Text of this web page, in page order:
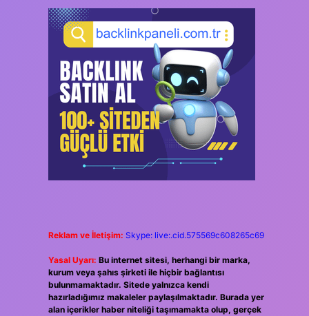
Reklam ve İletişim: Skype: live:.cid.575569c608265c69
Yasal Uyarı: Bu internet sitesi, herhangi bir marka,
kurum veya şahıs şirketi ile hiçbir bağlantısı
bulunmamaktadır. Sitede yalnızca kendi
hazırladığımız makaleler paylaşılmaktadır. Burada yer
alan içerikler haber niteliği taşımamakta olup, gerçek